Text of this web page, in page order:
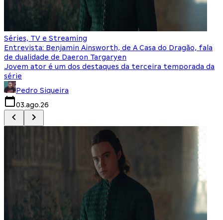
Séries, TV e Streaming
Entrevista: Benjamin Ainsworth, de A Casa do Dragão, fala
de dualidade de Daeron Targaryen
Jovem ator é um dos destaques da terceira temporada da
série
Pedro Siqueira
03.ago.26